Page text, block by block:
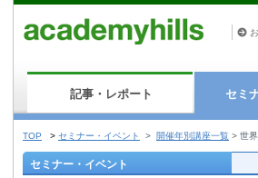
記事・レポート セミ
TOP > セミナー・イベント > 開催年別講座一覧 > 世
セミナー・イベント